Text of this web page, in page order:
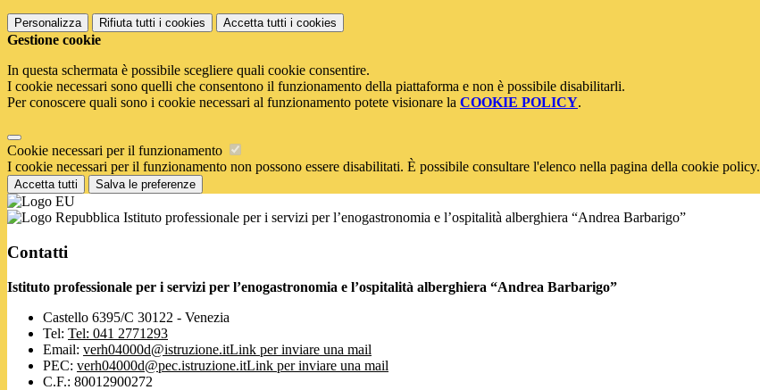
Personalizza Rifiuta tutti i cookies Accetta tutti i cookies
Gestione cookie
In questa schermata è possibile scegliere quali cookie consentire.
I cookie necessari sono quelli che consentono il funzionamento della piattaforma e non è possibile disabilitarli.
Per conoscere quali sono i cookie necessari al funzionamento potete visionare la COOKIE POLICY.
Cookie necessari per il funzionamento
I cookie necessari per il funzionamento non possono essere disabilitati. È possibile consultare l'elenco nella pagina della cookie policy.
Accetta tutti Salva le preferenze
Istituto professionale per i servizi per l’enogastronomia e l’ospitalità alberghiera “Andrea Barbarigo”
Contatti
Istituto professionale per i servizi per l’enogastronomia e l’ospitalità alberghiera “Andrea Barbarigo”
Castello 6395/C 30122 - Venezia
Tel: Tel: 041 2771293
Email: verh04000d@istruzione.itLink per inviare una mail
PEC: verh04000d@pec.istruzione.itLink per inviare una mail
C.F.: 80012900272